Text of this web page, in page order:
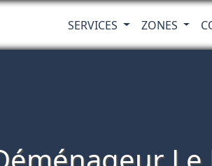
SERVICES ZONES